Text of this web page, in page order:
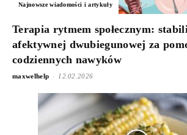
Najnowsze wiadomości i artykuły
Terapia rytmem społecznym:
afektywnej dwubiegunowej za
codziennych nawyków
maxwelhelp - 12.02.2026